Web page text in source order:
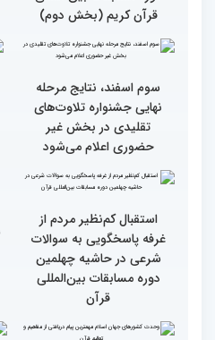
متسابقین چهلمین دوره
مسابقات بین المللی قرآن
کریم از باغ موزه دفاع
مقدس(بخش اول)
گزارش تصویری اولین روز
رقابت بخش بانوان چهلمین
دوره مسابقات بین المللی
قرآن کریم (بخش دوم)
سوم اسفند، نتایج مرحله
نهایی جشنواره تلاوت‌های
تقلیدی در بخش غیر
حضوری اعلام می‌شود